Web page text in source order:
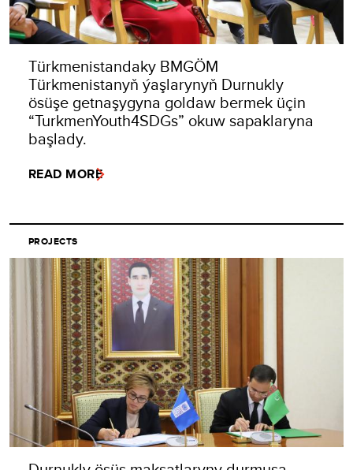
Türkmenistandaky BMGÖM
Türkmenistanyň ýaşlarynyň Durnukly
ösüşe getnaşygyna goldaw bermek üçin
“TurkmenYouth4SDGs” okuw sapaklaryna
başlady.
READ MORE
PROJECTS